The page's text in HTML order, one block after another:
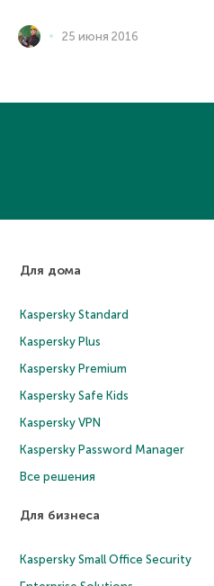
25 июня 2016
Для дома
Kaspersky Standard
Kaspersky Plus
Kaspersky Premium
Kaspersky Safe Kids
Kaspersky VPN
Kaspersky Password Manager
Все решения
Для бизнеса
Kaspersky Small Office Security